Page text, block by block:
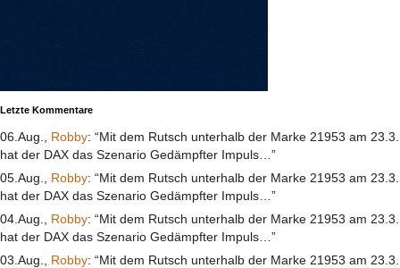
Letzte Kommentare
06.Aug., Robby: “Mit dem Rutsch unterhalb der Marke 21953 am 23.3.
hat der DAX das Szenario Gedämpfter Impuls…”
05.Aug., Robby: “Mit dem Rutsch unterhalb der Marke 21953 am 23.3.
hat der DAX das Szenario Gedämpfter Impuls…”
04.Aug., Robby: “Mit dem Rutsch unterhalb der Marke 21953 am 23.3.
hat der DAX das Szenario Gedämpfter Impuls…”
03.Aug., Robby: “Mit dem Rutsch unterhalb der Marke 21953 am 23.3.